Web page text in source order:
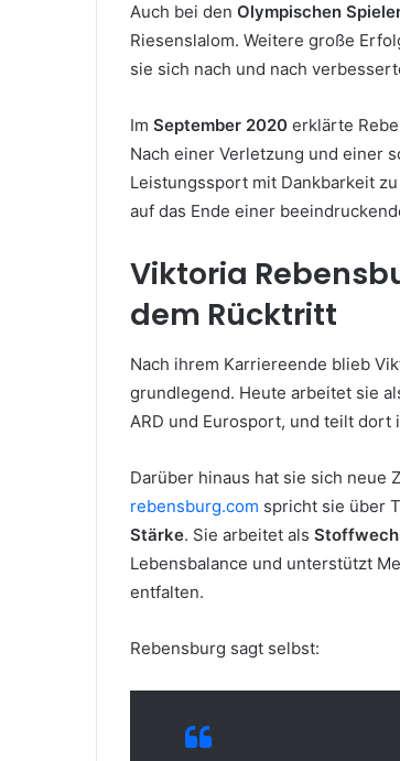
Auch bei den Olympischen
Riesenslalom. Weitere große
sie sich nach und nach
Im September 2020 erklärte
Nach einer Verletzung und einer
Leistungssport mit Dankbarkeit
auf das Ende einer
Viktoria
dem Rücktritt
Nach ihrem Karriereende blieb
grundlegend. Heute arbeitet sie
ARD und Eurosport, und teilt
Darüber hinaus hat sie sich neue
rebensburg.com spricht sie über
Stärke. Sie arbeitet als
Lebensbalance und unterstützt
entfalten.
Rebensburg sagt selbst: